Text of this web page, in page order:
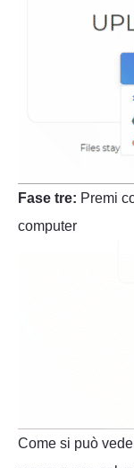
Fase tre: Premi
computer
Come si può